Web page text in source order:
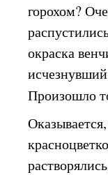
горохом?
окраска
Произошло